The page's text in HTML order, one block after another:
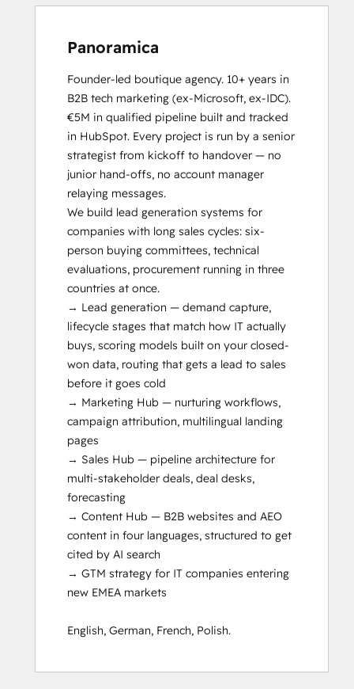
Social Media
Website Design
Website Migration
Solutions Architecture Foundations
Panoramica
Founder-led boutique agency. 10+ years in
B2B tech marketing (ex-Microsoft, ex-IDC).
€5M in qualified pipeline built and tracked
in HubSpot. Every project is run by a senior
strategist from kickoff to handover — no
junior hand-offs, no account manager
relaying messages.
We build lead generation systems for
companies with long sales cycles: six-
person buying committees, technical
evaluations, procurement running in three
countries at once.
→ Lead generation — demand capture,
lifecycle stages that match how IT actually
buys, scoring models built on your closed-
won data, routing that gets a lead to sales
before it goes cold
→ Marketing Hub — nurturing workflows,
campaign attribution, multilingual landing
pages
→ Sales Hub — pipeline architecture for
multi-stakeholder deals, deal desks,
forecasting
→ Content Hub — B2B websites and AEO
content in four languages, structured to get
cited by AI search
→ GTM strategy for IT companies entering
new EMEA markets
English, German, French, Polish.